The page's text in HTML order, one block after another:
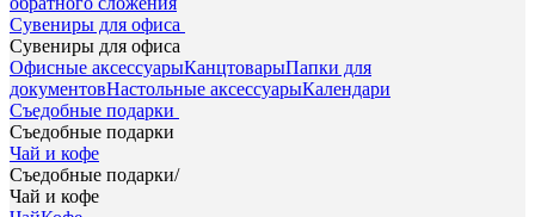
Сувениры для офиса
Сувениры для офиса
Офисные аксессуарыКанцтоварыПапки для
документовНастольные аксессуарыКалендари
Съедобные подарки
Съедобные подарки
Чай и кофе
Съедобные подарки/
Чай и кофе